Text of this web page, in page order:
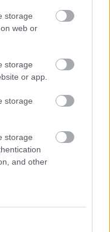
storage
web or
storage
or app.
storage
storage
and other